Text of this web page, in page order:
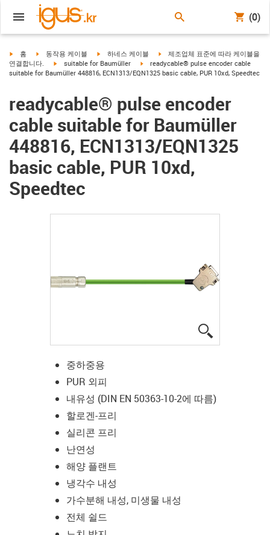
(0)
igus-icon-arrow-right
홈 igus-icon-arrow-right
동작용 케이블 igus-icon-arrow-right
하네스 케이블 igus-icon-arrow-right
제조업체 표준에 따라 케이블을
연결합니다.
igus-icon-arrow-right
suitable for Baumüller igus-icon-arrow-right
readycable® pulse encoder cable
suitable for Baumüller 448816, ECN1313/EQN1325 basic cable, PUR 10xd, Speedtec
readycable® pulse encoder
cable suitable for Baumüller
448816, ECN1313/EQN1325
basic cable, PUR 10xd,
Speedtec
중하중용
PUR 외피
내유성 (DIN EN 50363-10-2에 따름)
할로겐-프리
실리콘 프리
난연성
해양 플랜트
냉각수 내성
가수분해 내성, 미생물 내성
전체 쉴드